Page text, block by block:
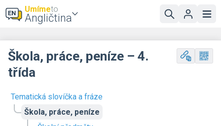
Umímeto
Angličtina
Tematická slovíčka a fráze
Škola, práce, peníze
Škola, práce, peníze – 4.
třída